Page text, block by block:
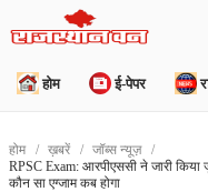
होम ई-पेपर
होम ख़बरें
जॉब्स न्यूज़
RPSC Exam: आरपीएससी ने जारी
कौन सा एग्जाम कब होगा